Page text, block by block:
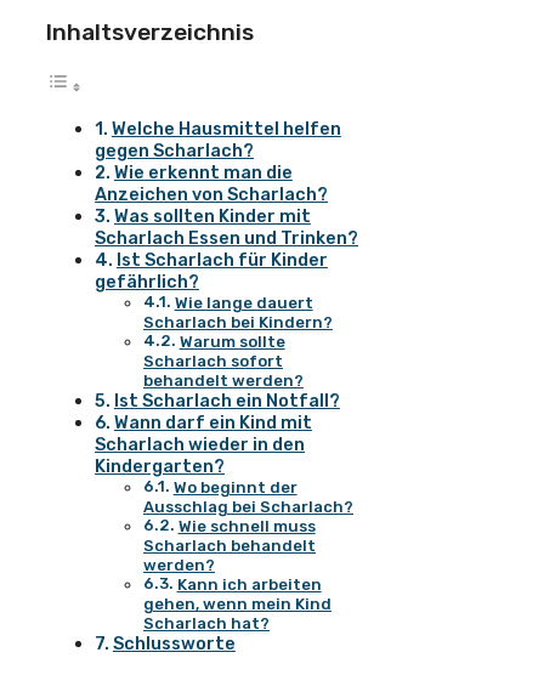
Inhaltsverzeichnis
Welche Hausmittel helfen
gegen Scharlach?
Wie erkennt man die
Anzeichen von Scharlach?
Was sollten Kinder mit
Scharlach Essen und Trinken?
Ist Scharlach für Kinder
gefährlich?
Wie lange dauert
Scharlach bei Kindern?
Warum sollte
Scharlach sofort
behandelt werden?
Ist Scharlach ein Notfall?
Wann darf ein Kind mit
Scharlach wieder in den
Kindergarten?
Wo beginnt der
Ausschlag bei Scharlach?
Wie schnell muss
Scharlach behandelt
werden?
Kann ich arbeiten
gehen, wenn mein Kind
Scharlach hat?
Schlussworte